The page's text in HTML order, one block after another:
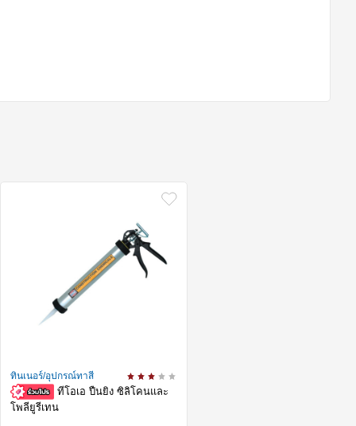
ทินเนอร์/อุปกรณ์ทาสี
ทีโอเอ ปืนยิง ซิลิโคนและ
โพลียูรีเทน